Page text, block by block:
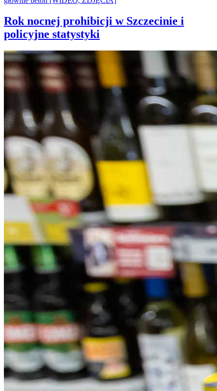
Rok nocnej prohibicji w Szczecinie i
policyjne statystyki